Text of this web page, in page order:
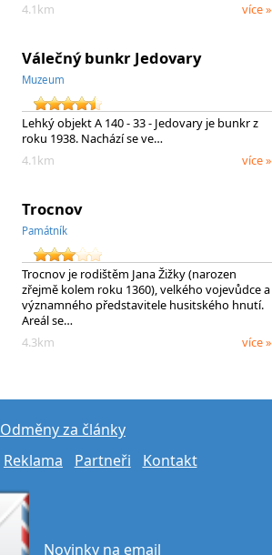
4.1km
více »
Válečný bunkr Jedovary
Muzeum
Lehký objekt A 140 - 33 - Jedovary je bunkr z
roku 1938. Nachází se ve…
4.1km
více »
Trocnov
Památník
Trocnov je rodištěm Jana Žižky (narozen
zřejmě kolem roku 1360), velkého vojevůdce a
významného představitele husitského hnutí.
Areál se…
4.3km
více »
Odměny za články
Reklama Partneři Kontakt
Novinky na email